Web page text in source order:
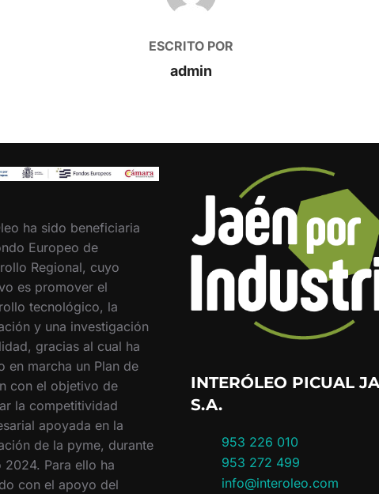
ESCRITO POR
admin
ha sido beneficiaria
Europeo de
Regional, cuyo
es promover el
tecnológico, la
y una investigación
gracias al cual ha
en marcha un Plan de
con el objetivo de
la competitividad
apoyada en la
de la pyme, durante
2024. Para ello ha
con el apoyo del
INTERÓLEO PICUAL
S.A.
953 226 010
953 272 499
info@interoleo.com